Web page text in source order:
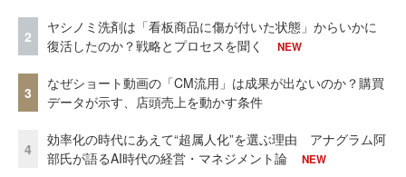
2
ヤシノミ洗剤は「看板商品に傷が付いた状態」からいかに
復活したのか？戦略とプロセスを聞く
NEW
3
なぜショート動画の「CM流用」は成果が出ないのか？購買
データが示す、店頭売上を動かす条件
4
効率化の時代にあえて“超属人化”を選ぶ理由 アナグラム阿
部氏が語るAI時代の経営・マネジメント論
NEW